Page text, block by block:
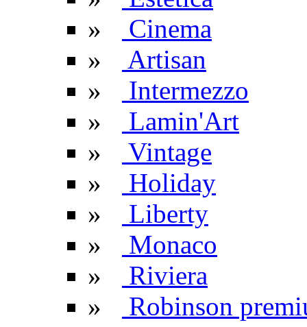
»
Cinema
»
Artisan
»
Intermezzo
»
Lamin'Art
»
Vintage
»
Holiday
»
Liberty
»
Monaco
»
Riviera
»
Robinson